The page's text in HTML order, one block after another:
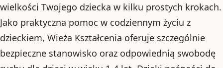
wielkości Twojego dziecka w kilku prostych krokach.
Jako praktyczna pomoc w codziennym życiu z
dzieckiem, Wieża Kształcenia oferuje szczególnie
bezpieczne stanowisko oraz odpowiednią swobodę